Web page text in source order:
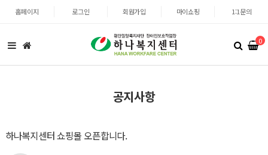
홈페이지 로그인 회원가입 마이쇼핑 1:1문의
0
공지사항
하나복지센터 쇼핑몰 오픈합니다.